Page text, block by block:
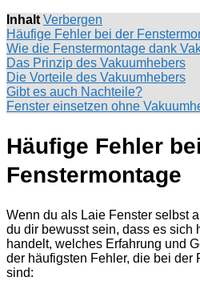
Inhalt Verbergen
Häufige Fehler bei der
Wie die Fenstermontage dank
Das Prinzip des Vakuumhebers
Die Vorteile des Vakuumhebers
Gibt es auch Nachteile?
Fenster einsetzen ohne
Häufige Fehler
Fenstermontage
Wenn du als Laie Fenster selbst
du dir bewusst sein, dass es sich
handelt, welches Erfahrung und
der häufigsten Fehler, die bei der
sind: